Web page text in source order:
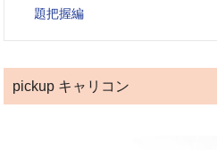
題把握編
pickup キャリコン